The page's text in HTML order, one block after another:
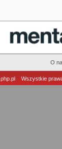
O
php.plWszystkie